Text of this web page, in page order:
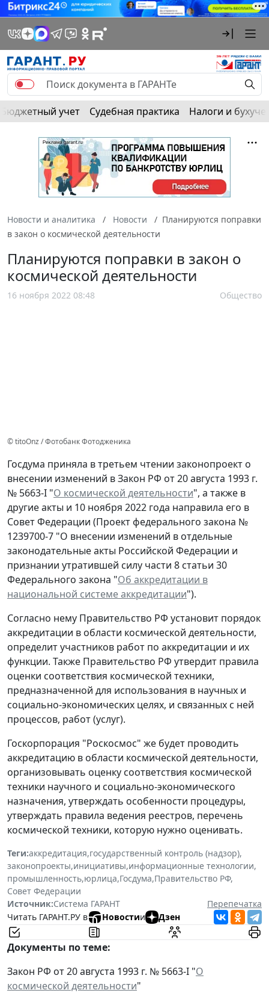
Бюджетный учет Судебная практика Налоги и
Новости и аналитика Новости
Планируются поправки
в закон о космической деятельности
Планируются поправки в закон о
космической деятельности
16 ноября 2022 08:48 Общество
© titoOnz / Фотобанк Фотодженика
Госдума приняла в третьем чтении законопроект о
внесении изменений в Закон РФ от 20 августа 1993 г.
№ 5663-I "О космической деятельности", а также в
другие акты и 10 ноября 2022 года направила его в
Совет Федерации (Проект федерального закона №
1239700-7 "О внесении изменений в отдельные
законодательные акты Российской Федерации и
признании утратившей силу части 8 статьи 30
Федерального закона "Об аккредитации в
национальной системе аккредитации").
Согласно нему Правительство РФ установит порядок
аккредитации в области космической деятельности,
определит участников работ по аккредитации и их
функции. Также Правительство РФ утвердит правила
оценки соответствия космической техники,
предназначенной для использования в научных и
социально-экономических целях, и связанных с ней
процессов, работ (услуг).
Госкорпорация "Роскосмос" же будет проводить
аккредитацию в области космической деятельности,
организовывать оценку соответствия космической
техники научного и социально-экономического
назначения, утверждать особенности процедуры,
утверждать правила ведения реестров, перечень
космической техники, которую нужно оценивать.
Теги:аккредитация,государственный контроль (надзор),
законопроекты,инициативы,информационные технологии,
промышленность,юрлица,Госдума,Правительство РФ,
Совет Федерации
Источник:Система ГАРАНТ
Перепечатка
Читать ГАРАНТ.РУ в
Новостии Дзен
Документы по теме:
Закон РФ от 20 августа 1993 г. № 5663-I "О
космической деятельности"